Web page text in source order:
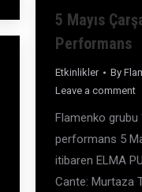
5 Mayıs
Performans
Etkinlikler By
Leave a comment
Flamenko grubu
performans 5
itibaren ELMA
Cante: Murtaza